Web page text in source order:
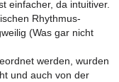
einfacher, da intuitiver.
Rhythmus-
(Was gar nicht
werden, wurden
und auch von der